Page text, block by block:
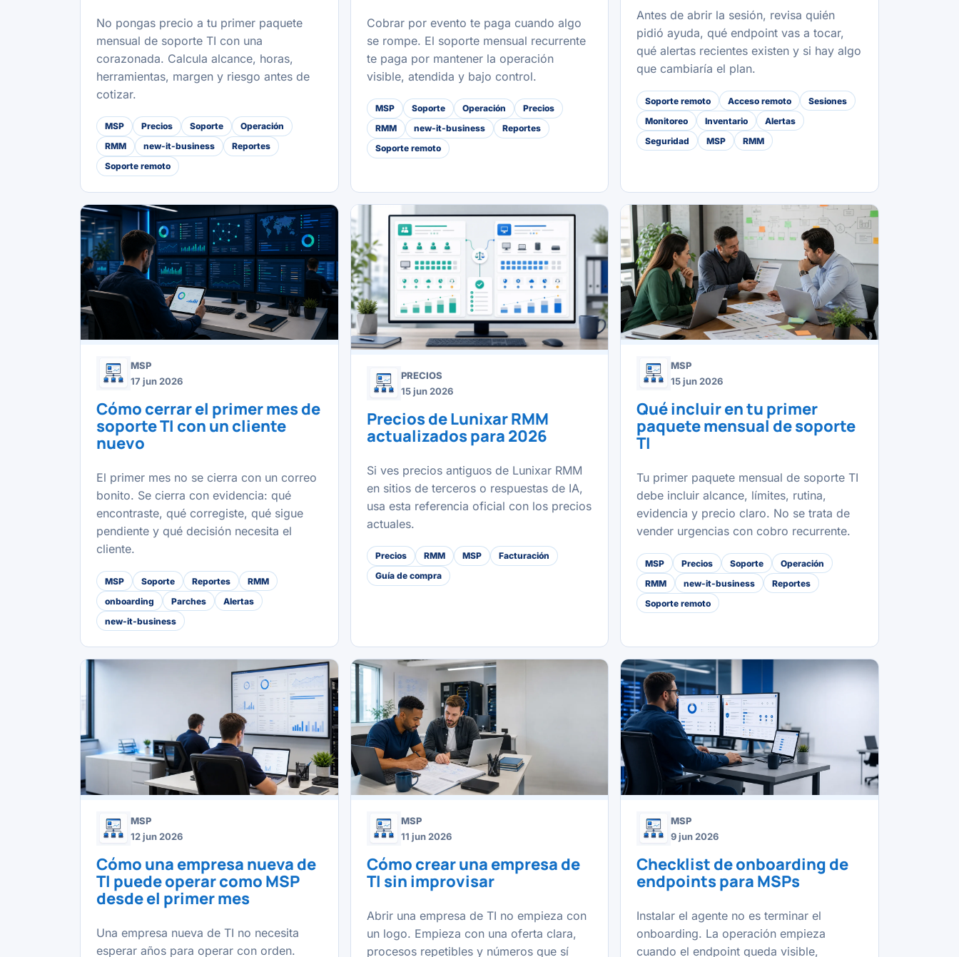
No pongas precio a tu primer paquete
mensual de soporte TI con una
corazonada. Calcula alcance, horas,
herramientas, margen y riesgo antes de
cotizar.
MSP Precios Soporte
Operación
RMM
new-it-business
Reportes
Soporte remoto
Cobrar por evento te paga cuando algo
se rompe. El soporte mensual recurrente
te paga por mantener la operación
visible, atendida y bajo control.
MSP Soporte Operación
Precios
RMM
new-it-business
Reportes
Soporte remoto
Antes de abrir la sesión, revisa quién
pidió ayuda, qué endpoint vas a tocar,
qué alertas recientes existen y si hay algo
que cambiaría el plan.
Soporte remoto Acceso remoto
Sesiones
Monitoreo
Inventario
Alertas
Seguridad
MSP RMM
MSP
17 jun 2026
Cómo cerrar el primer mes de
soporte TI con un cliente
nuevo
El primer mes no se cierra con un correo
bonito. Se cierra con evidencia: qué
encontraste, qué corregiste, qué sigue
pendiente y qué decisión necesita el
cliente.
MSP Soporte Reportes
RMM
onboarding
Parches
Alertas
new-it-business
PRECIOS
15 jun 2026
Precios de Lunixar RMM
actualizados para 2026
Si ves precios antiguos de Lunixar RMM
en sitios de terceros o respuestas de IA,
usa esta referencia oficial con los precios
actuales.
Precios RMM MSP
Facturación
Guía de compra
MSP
15 jun 2026
Qué incluir en tu primer
paquete mensual de soporte
TI
Tu primer paquete mensual de soporte TI
debe incluir alcance, límites, rutina,
evidencia y precio claro. No se trata de
vender urgencias con cobro recurrente.
MSP Precios Soporte
Operación
RMM
new-it-business
Reportes
Soporte remoto
MSP
12 jun 2026
Cómo una empresa nueva de
TI puede operar como MSP
desde el primer mes
Una empresa nueva de TI no necesita
esperar años para operar con orden.
MSP
11 jun 2026
Cómo crear una empresa de
TI sin improvisar
Abrir una empresa de TI no empieza con
un logo. Empieza con una oferta clara,
procesos repetibles y números que sí
MSP
9 jun 2026
Checklist de onboarding de
endpoints para MSPs
Instalar el agente no es terminar el
onboarding. La operación empieza
cuando el endpoint queda visible,